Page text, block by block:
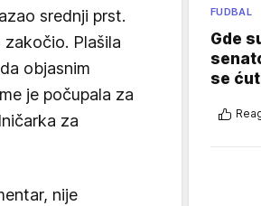
srednji prst.
Plašila
objasnim
je počupala za
za
nije
FUDBAL
Gde
se